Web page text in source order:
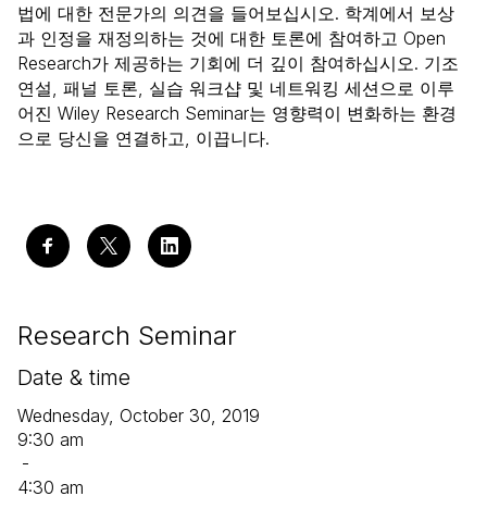
Research Seminar
Date & time
Wednesday, October 30, 2019
9:30 am
-
4:30 am
법에 대한 전문가의 의견을 들어보십시오. 학계에서 보상
과 인정을 재정의하는 것에 대한 토론에 참여하고 Open
Research가 제공하는 기회에 더 깊이 참여하십시오. 기조
연설, 패널 토론, 실습 워크샵 및 네트워킹 세션으로 이루
어진 Wiley Research Seminar는 영향력이 변화하는 환경
으로 당신을 연결하고, 이끕니다.